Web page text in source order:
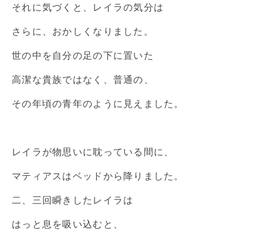
それに気づくと、レイラの気分は
さらに、おかしくなりました。
世の中を自分の足の下に置いた
高潔な貴族ではなく、普通の、
その年頃の青年のように見えました。
レイラが物思いに耽っている間に、
マティアスはベッドから降りました。
二、三回瞬きしたレイラは
はっと息を吸い込むと、